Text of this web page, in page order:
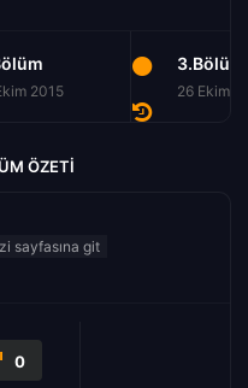
2015
3.Bölüm
26 Ekim
ÖZETI
0